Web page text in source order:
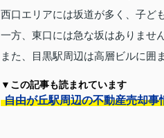
西口エリアには坂道が多く、子ど
一方、東口には急な坂はありません
また、目黒駅周辺は高層ビルに囲
▼この記事も読まれています
自由が丘駅周辺の不動産売却